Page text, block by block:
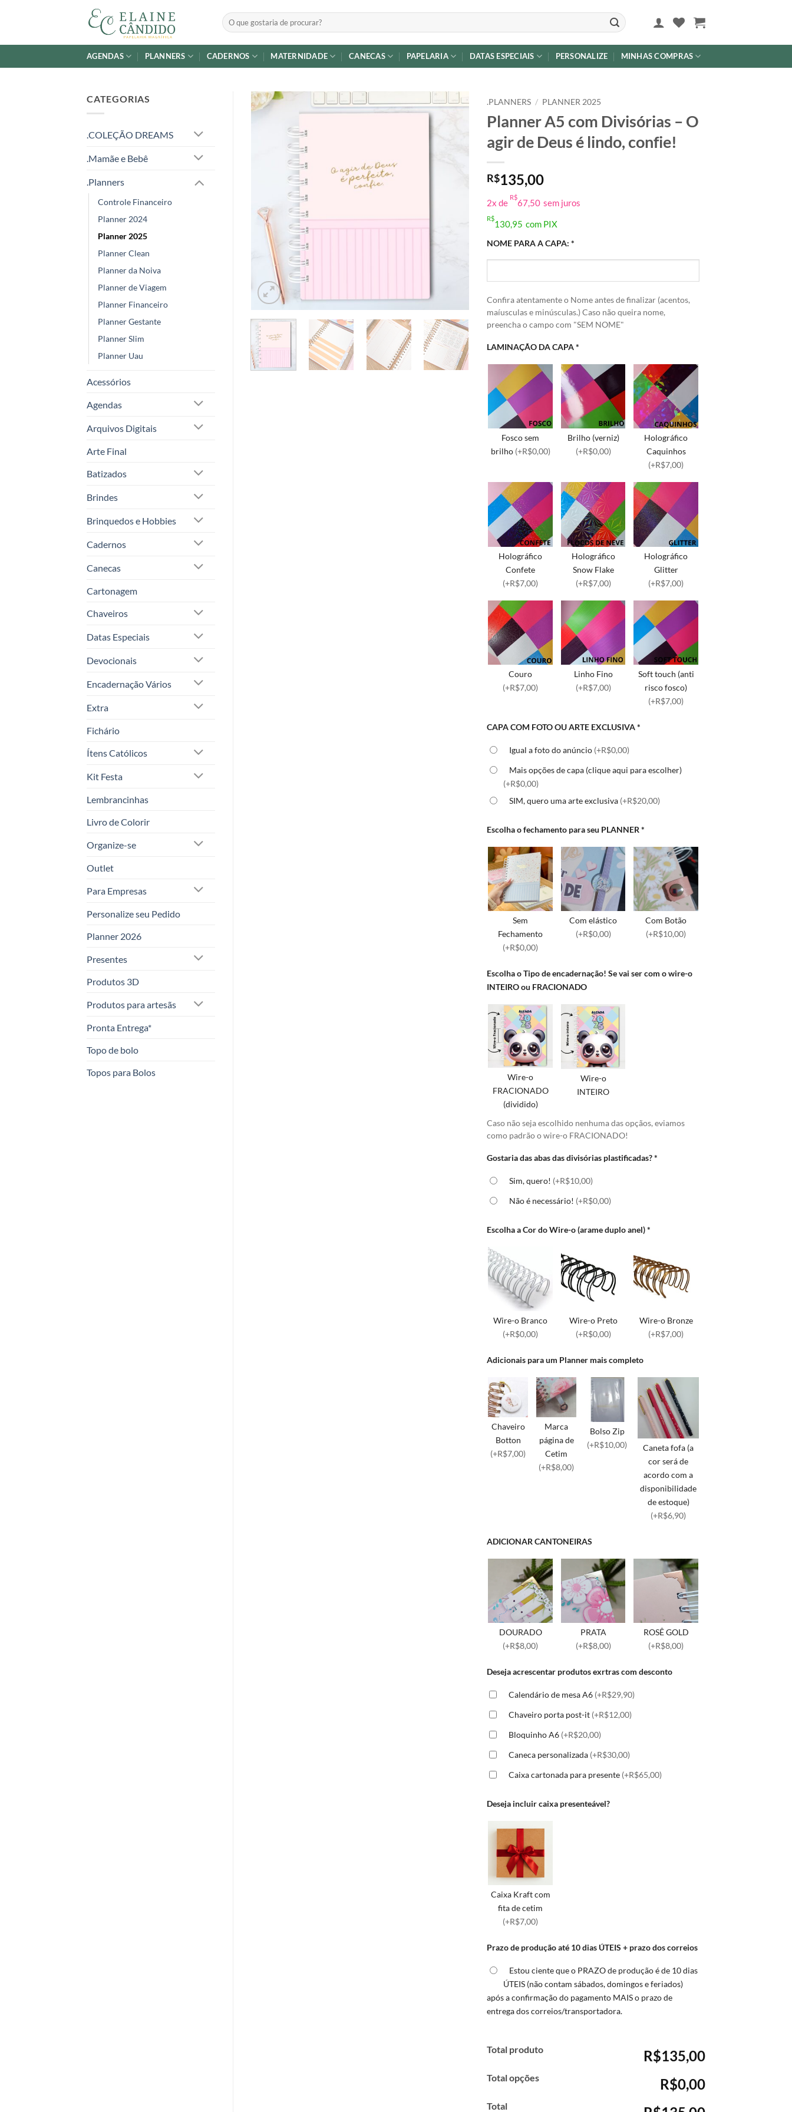
Pesquisar
por:
AGENDAS PLANNERS CADERNOS MATERNIDADE CANECAS PAPELARIA DATAS ESPECIAIS PERSONALIZE MINHAS COMPRAS
CATEGORIAS
.COLEÇÃO DREAMS
.Mamãe e Bebê
.Planners
Controle Financeiro
Planner 2024
Planner 2025
Planner Clean
Planner da Noiva
Planner de Viagem
Planner Financeiro
Planner Gestante
Planner Slim
Planner Uau
Acessórios
Agendas
Arquivos Digitais
Arte Final
Batizados
Brindes
Brinquedos e Hobbies
Cadernos
Canecas
Cartonagem
Chaveiros
Datas Especiais
Devocionais
Encadernação Vários
Extra
Fichário
Ítens Católicos
Kit Festa
Lembrancinhas
Livro de Colorir
Organize-se
Outlet
Para Empresas
Personalize seu Pedido
Planner 2026
Presentes
Produtos 3D
Produtos para artesãs
Pronta Entrega*
Topo de bolo
Topos para Bolos
.PLANNERS / PLANNER 2025
Planner A5 com Divisórias – O
agir de Deus é lindo, confie!
R$135,00
2x de
R$
67,50 sem juros
R$
130,95 com PIX
NOME PARA A CAPA: *
Confira atentamente o Nome antes de finalizar (acentos,
maíusculas e minúsculas.) Caso não queira nome,
preencha o campo com "SEM NOME"
LAMINAÇÃO DA CAPA*
Fosco sem
brilho (+R$0,00)
Brilho (verniz)
(+R$0,00)
Holográfico
Caquinhos
(+R$7,00)
Holográfico
Confete
(+R$7,00)
Holográfico
Snow Flake
(+R$7,00)
Holográfico
Glitter
(+R$7,00)
Couro
(+R$7,00)
Linho Fino
(+R$7,00)
Soft touch (anti
risco fosco)
(+R$7,00)
CAPA COM FOTO OU ARTE EXCLUSIVA*
Igual a foto do anúncio (+R$0,00)
Mais opções de capa (clique aqui para escolher)
(+R$0,00)
SIM, quero uma arte exclusiva (+R$20,00)
Escolha o fechamento para seu PLANNER *
Sem
Fechamento
(+R$0,00)
Com elástico
(+R$0,00)
Com Botão
(+R$10,00)
Escolha o Tipo de encadernação! Se vai ser com o wire-o
INTEIRO ou FRACIONADO
Wire-o
FRACIONADO
(dividido)
Wire-o
INTEIRO
Caso não seja escolhido nenhuma das opçãos, eviamos
como padrão o wire-o FRACIONADO!
Gostaria das abas das divisórias plastificadas?*
Sim, quero! (+R$10,00)
Não é necessário! (+R$0,00)
Escolha a Cor do Wire-o (arame duplo anel)*
Wire-o Branco
(+R$0,00)
Wire-o Preto
(+R$0,00)
Wire-o Bronze
(+R$7,00)
Adicionais para um Planner mais completo
Chaveiro
Botton
(+R$7,00)
Marca
página de
Cetim
(+R$8,00)
Bolso Zip
(+R$10,00)
Caneta fofa (a
cor será de
acordo com a
disponibilidade
de estoque)
(+R$6,90)
ADICIONAR CANTONEIRAS
DOURADO
(+R$8,00)
PRATA
(+R$8,00)
ROSÊ GOLD
(+R$8,00)
Deseja acrescentar produtos exrtras com desconto
Calendário de mesa A6 (+R$29,90)
Chaveiro porta post-it (+R$12,00)
Bloquinho A6 (+R$20,00)
Caneca personalizada (+R$30,00)
Caixa cartonada para presente (+R$65,00)
Deseja incluir caixa presenteável?
Caixa Kraft com
fita de cetim
(+R$7,00)
Prazo de produção até 10 dias ÚTEIS + prazo dos correios
Estou ciente que o PRAZO de produção é de 10 dias
ÚTEIS (não contam sábados, domingos e feriados)
após a confirmação do pagamento MAIS o prazo de
entrega dos correios/transportadora.
Total produto R$135,00
Total opções R$0,00
Total